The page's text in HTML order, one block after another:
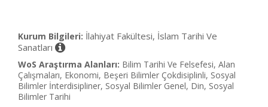
Kurum Bilgileri: İlahiyat Fakültesi, İslam Tarihi Ve
Sanatları
WoS Araştırma Alanları: Bilim Tarihi Ve Felsefesi, Alan
Çalışmaları, Ekonomi, Beşeri Bilimler Çokdisiplinli, Sosyal
Bilimler İnterdisipliner, Sosyal Bilimler Genel, Din, Sosyal
Bilimler Tarihi